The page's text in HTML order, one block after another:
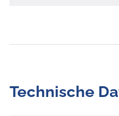
Technische